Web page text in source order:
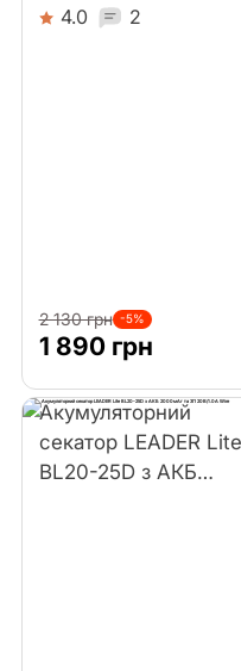
Реноватори
Шабельні
Будівельні
4.0 2
2 130 грн -5%
1 890 грн
Акумуляторний
секатор LEADER Lite
BL20-25D з АКБ